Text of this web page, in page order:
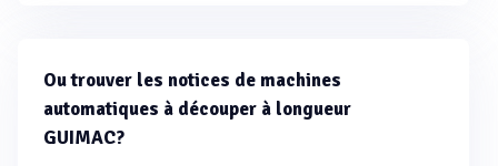
Ou trouver les notices de machines
automatiques à découper à longueur
GUIMAC?